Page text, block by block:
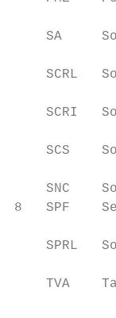
SA
SCRL
SCRI
SCS
SNC
8   SPF
SPRL
TVA